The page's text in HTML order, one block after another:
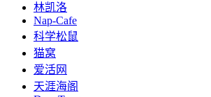
林凯洛
Nap-Cafe
科学松鼠
猫窝
爱活网
天涯海阁